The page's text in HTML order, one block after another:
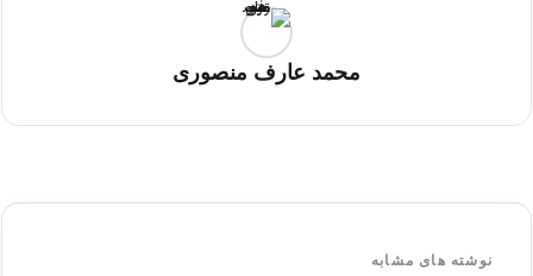
محمد عارف منصوری
نوشته های مشابه